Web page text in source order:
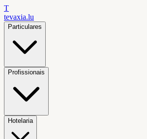
T
tevaxia.lu
Particulares
Profissionais
Hotelaria